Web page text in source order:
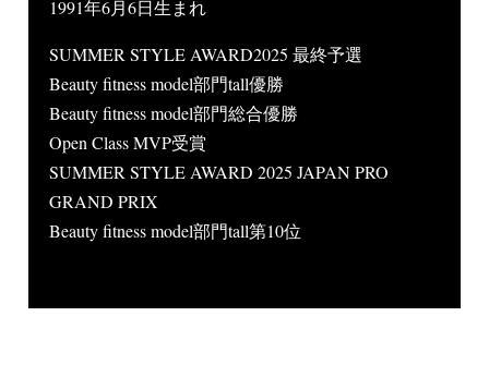
1991年6月6日生まれ
SUMMER STYLE AWARD2025 最終予選
Beauty fitness model部門tall優勝
Beauty fitness model部門総合優勝
Open Class MVP受賞
SUMMER STYLE AWARD 2025 JAPAN PRO
GRAND PRIX
Beauty fitness model部門tall第10位